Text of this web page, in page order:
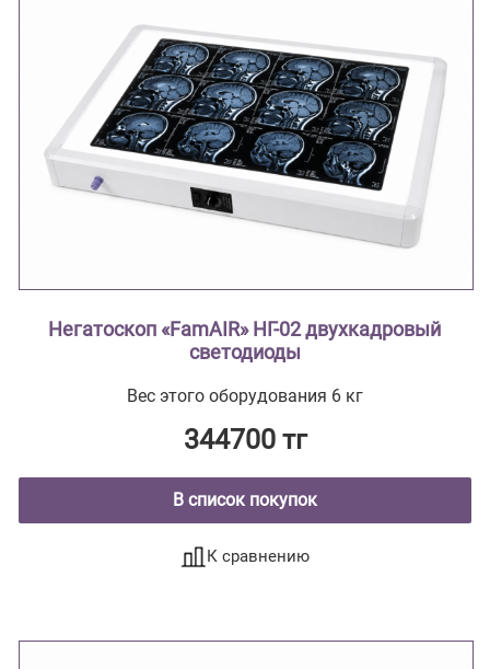
Негатоскоп «FamAIR» НГ-02 двухкадровый
светодиоды
Вес этого оборудования 6 кг
344700 тг
В список покупок
К сравнению